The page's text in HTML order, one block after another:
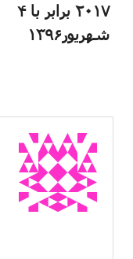
۲۰۱۷ برابر با ۴
شهریور۱۳۹۶